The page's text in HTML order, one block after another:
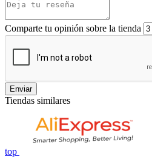
Comparte tu opinión sobre la tienda
Enviar
Tiendas similares
top